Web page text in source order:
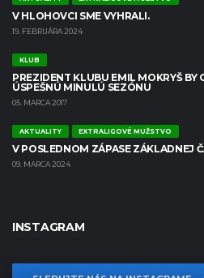
V HLOHOVCI SME VYHRALI.
19. FEBRUÁRA 2024
KLUB
PREZIDENT KLUBU EMIL MOKRYŠ BY
ÚSPEŠNÚ MINULÚ SEZÓNU
05. MARCA 2017
AKTUALITY EXTRALIGOVÉ MUŽSTVO
V POSLEDNOM ZÁPASE ZÁKLADNEJ
09. MARCA 2024
INSTAGRAM